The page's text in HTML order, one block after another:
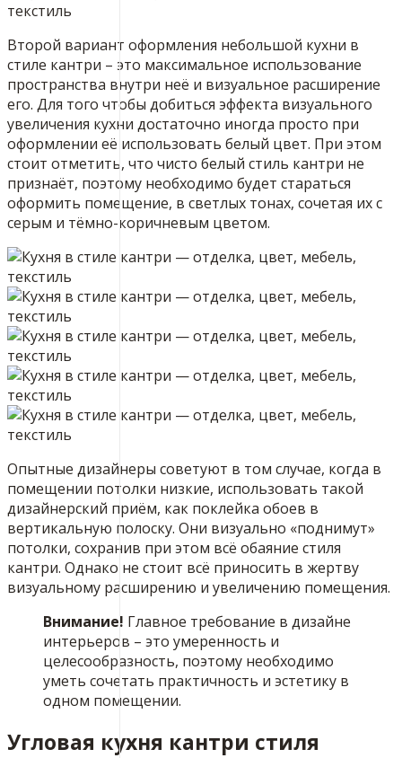
Второй вариант оформления небольшой кухни в
стиле кантри – это максимальное использование
пространства внутри неё и визуальное расширение
его. Для того чтобы добиться эффекта визуального
увеличения кухни достаточно иногда просто при
оформлении её использовать белый цвет. При этом
стоит отметить, что чисто белый стиль кантри не
признаёт, поэтому необходимо будет стараться
оформить помещение, в светлых тонах, сочетая их с
серым и тёмно-коричневым цветом.
Опытные дизайнеры советуют в том случае, когда в
помещении потолки низкие, использовать такой
дизайнерский приём, как поклейка обоев в
вертикальную полоску. Они визуально «поднимут»
потолки, сохранив при этом всё обаяние стиля
кантри. Однако не стоит всё приносить в жертву
визуальному расширению и увеличению помещения.
Внимание! Главное требование в дизайне
интерьеров – это умеренность и
целесообразность, поэтому необходимо
уметь сочетать практичность и эстетику в
одном помещении.
Угловая кухня кантри стиля